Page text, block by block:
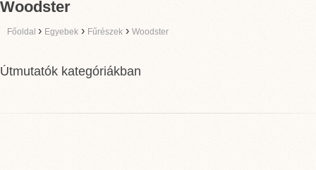
Woodster
Főoldal › Egyebek › Fűrészek › Woodster
Útmutatók kategóriákban